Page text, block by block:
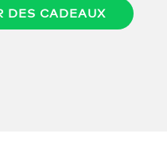
DES CADEAUX